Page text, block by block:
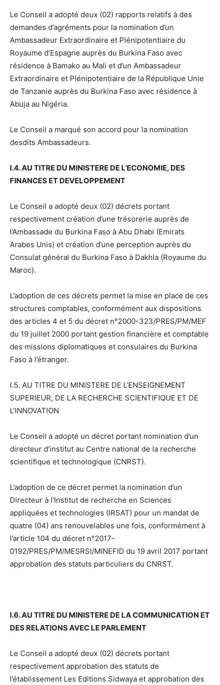
Le Conseil a adopté deux (02) rapports relatifs à des
demandes d’agréments pour la nomination d’un
Ambassadeur Extraordinaire et Plénipotentiaire du
Royaume d’Espagne auprès du Burkina Faso avec
résidence à Bamako au Mali et d’un Ambassadeur
Extraordinaire et Plénipotentiaire de la République Unie
de Tanzanie auprès du Burkina Faso avec résidence à
Abuja au Nigéria.
Le Conseil a marqué son accord pour la nomination
desdits Ambassadeurs.
I.4. AU TITRE DU MINISTERE DE L’ECONOMIE, DES
FINANCES ET DEVELOPPEMENT
Le Conseil a adopté deux (02) décrets portant
respectivement création d’une trésorerie auprès de
l’Ambassade du Burkina Faso à Abu Dhabi (Emirats
Arabes Unis) et création d’une perception auprès du
Consulat général du Burkina Faso à Dakhla (Royaume du
Maroc).
L’adoption de ces décrets permet la mise en place de ces
structures comptables, conformément aux dispositions
des articles 4 et 5 du décret n°2000-323/PRES/PM/MEF
du 19 juillet 2000 portant gestion financière et comptable
des missions diplomatiques et consulaires du Burkina
Faso à l’étranger.
I.5. AU TITRE DU MINISTERE DE L’ENSEIGNEMENT
SUPERIEUR, DE LA RECHERCHE SCIENTIFIQUE ET DE
L’INNOVATION
Le Conseil a adopté un décret portant nomination d’un
directeur d’institut au Centre national de la recherche
scientifique et technologique (CNRST).
L’adoption de ce décret permet la nomination d’un
Directeur à l’Institut de recherche en Sciences
appliquées et technologies (IRSAT) pour un mandat de
quatre (04) ans renouvelables une fois, conformément à
l’article 104 du décret n°2017-
0192/PRES/PM/MESRSI/MINEFID du 19 avril 2017 portant
approbation des statuts particuliers du CNRST.
I.6. AU TITRE DU MINISTERE DE LA COMMUNICATION ET
DES RELATIONS AVEC LE PARLEMENT
Le Conseil a adopté deux (02) décrets portant
respectivement approbation des statuts de
l’établissement Les Editions Sidwaya et approbation des